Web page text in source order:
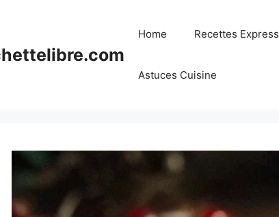
Home Recettes Express
Astuces Cuisine